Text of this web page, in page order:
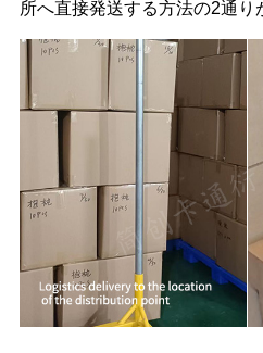
所へ直接発送する方法の2通り